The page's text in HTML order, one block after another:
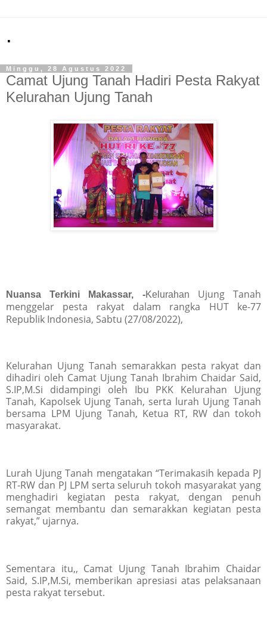
.
Minggu, 28 Agustus 2022
Camat Ujung Tanah Hadiri Pesta Rakyat
Kelurahan Ujung Tanah
Nuansa Terkini Makassar, -Kelurahan
Ujung Tanah
menggelar pesta rakyat dalam rangka HUT ke-77
Republik Indonesia, Sabtu (27/08/2022),
Kelurahan Ujung Tanah semarakkan pesta rakyat dan
dihadiri oleh Camat Ujung Tanah Ibrahim Chaidar Said,
S.IP,M.Si didampingi oleh Ibu PKK Kelurahan Ujung
Tanah, Kapolsek Ujung Tanah, serta lurah Ujung Tanah
bersama LPM Ujung Tanah, Ketua RT, RW dan tokoh
masyarakat.
Lurah Ujung Tanah mengatakan “Terimakasih kepada PJ
RT-RW dan PJ LPM serta seluruh tokoh masyarakat yang
menghadiri kegiatan pesta rakyat, dengan penuh
semangat membantu dan semarakkan kegiatan pesta
rakyat,” ujarnya.
Sementara itu,, Camat Ujung Tanah Ibrahim Chaidar
Said, S.IP,M.Si, memberikan apresiasi atas pelaksanaan
pesta rakyat tersebut.